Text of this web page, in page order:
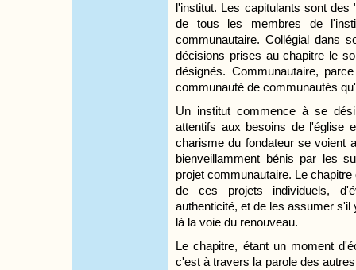
l'institut. Les capitulants sont
de tous les membres de
communautaire. Collégial dans
décisions prises au chapitre le
désignés. Communautaire,
communauté de communautés
Un institut commence à se
attentifs aux besoins de l'église
charisme du fondateur se voient
bienveillamment bénis par les
projet communautaire. Le
de ces projets individuels,
authenticité, et de les assumer
là la voie du renouveau.
Le chapitre, étant un moment
c'est à travers la parole des